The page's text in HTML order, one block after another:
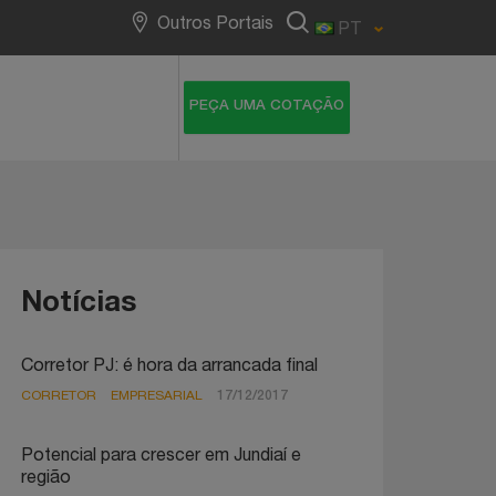
Outros Portais PT
Intermédica
Notícias
Corretor PJ: é hora da arrancada final
CORRETOR EMPRESARIAL 17/12/2017
Potencial para crescer em Jundiaí e
região